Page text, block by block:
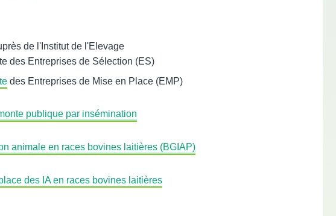
de l'Institut de l'Elevage
des Entreprises de Sélection (ES)
des Entreprises de Mise en Place (EMP)
monte publique par insémination
animale en races bovines laitières (BGIAP)
place des IA en races bovines laitières